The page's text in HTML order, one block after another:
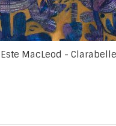
Este MacLeod - Clarabelle